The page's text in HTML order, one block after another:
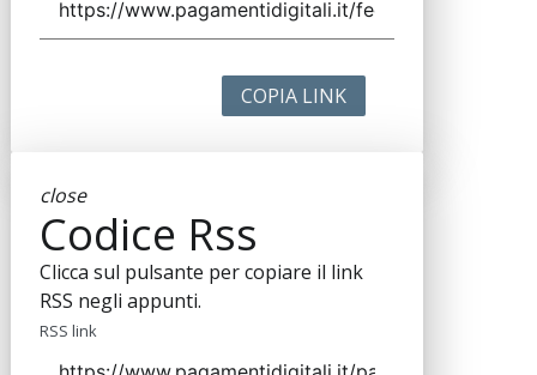
COPIA LINK
close
Codice Rss
Clicca sul pulsante per copiare il link
RSS negli appunti.
RSS link